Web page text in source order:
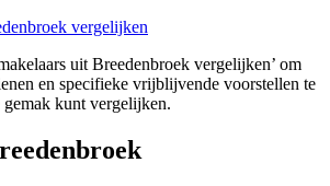
vergelijken
uit Breedenbroek vergelijken’ om
en specifieke vrijblijvende voorstellen te
kunt vergelijken.